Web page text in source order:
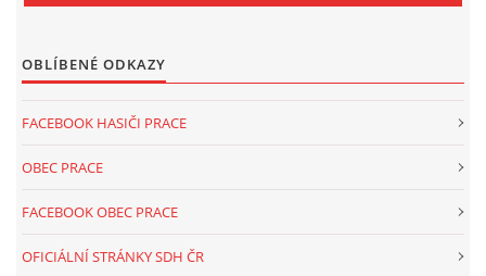
OBLÍBENÉ ODKAZY
FACEBOOK HASIČI PRACE
OBEC PRACE
FACEBOOK OBEC PRACE
OFICIÁLNÍ STRÁNKY SDH ČR